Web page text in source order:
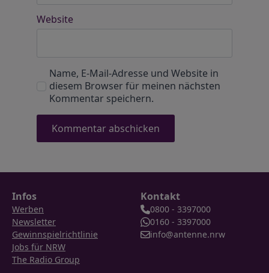
Website
Name, E-Mail-Adresse und Website in
diesem Browser für meinen nächsten
Kommentar speichern.
Infos
Werben
Newsletter
Gewinnspielrichtlinie
Jobs für NRW
The Radio Group
Kontakt
0800 - 3397000
0160 - 3397000
info@antenne.nrw